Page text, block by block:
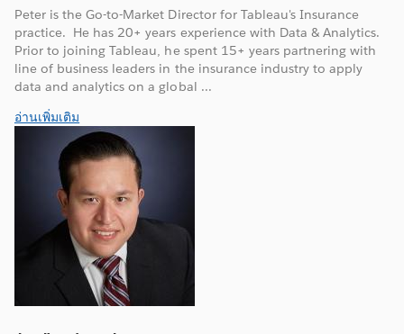
Peter is the Go-to-Market Director for Tableau's Insurance
practice. He has 20+ years experience with Data & Analytics.
Prior to joining Tableau, he spent 15+ years partnering with
line of business leaders in the insurance industry to apply
data and analytics on a global ...
อ่านเพิ่มเติม